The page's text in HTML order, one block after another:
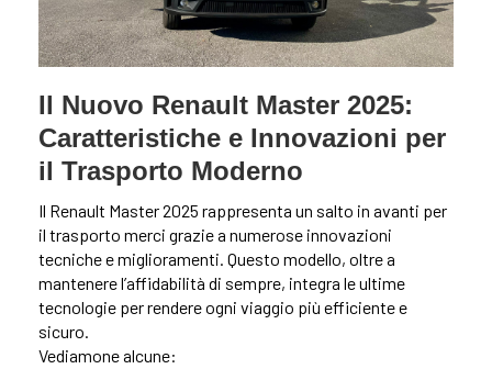
Il Nuovo Renault Master 2025:
Caratteristiche e Innovazioni per
il Trasporto Moderno
Il Renault Master 2025 rappresenta un salto in avanti per
il trasporto merci grazie a numerose innovazioni
tecniche e miglioramenti. Questo modello, oltre a
mantenere l’affidabilità di sempre, integra le ultime
tecnologie per rendere ogni viaggio più efficiente e
sicuro.
Vediamone alcune: